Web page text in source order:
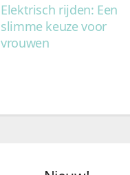
Elektrisch rijden: Een
slimme keuze voor
vrouwen